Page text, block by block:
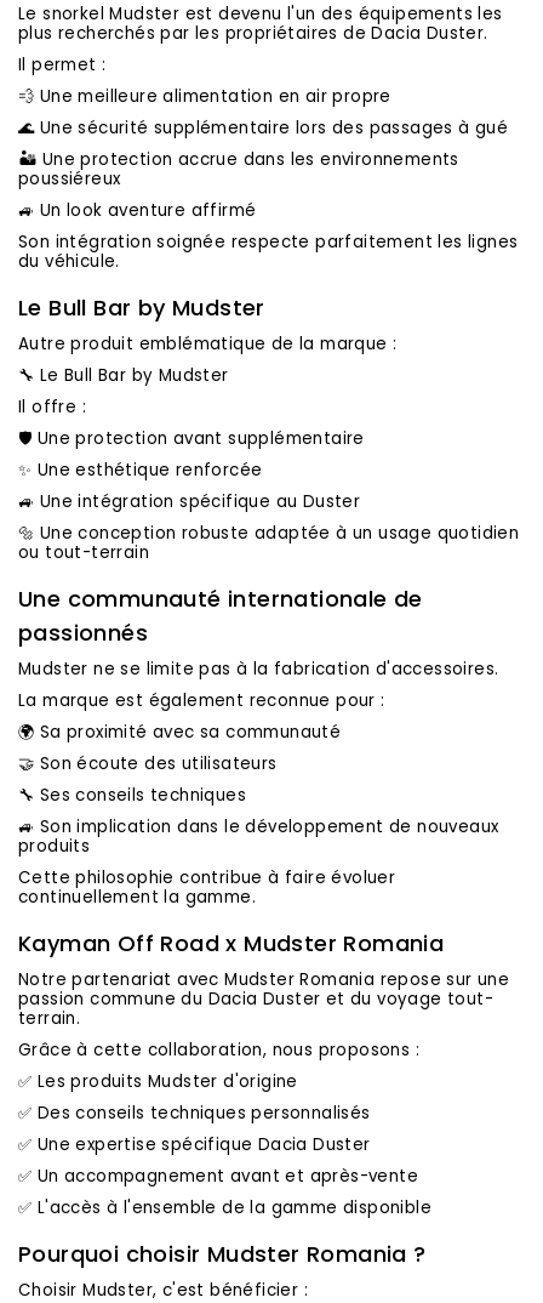
Le snorkel Mudster est devenu l'un des équipements les
plus recherchés par les propriétaires de Dacia Duster.
Il permet :
💨 Une meilleure alimentation en air propre
🌊 Une sécurité supplémentaire lors des passages à gué
🏜️ Une protection accrue dans les environnements
poussiéreux
🚙 Un look aventure affirmé
Son intégration soignée respecte parfaitement les lignes
du véhicule.
Le Bull Bar by Mudster
Autre produit emblématique de la marque :
🔧 Le Bull Bar by Mudster
Il offre :
🛡️ Une protection avant supplémentaire
✨ Une esthétique renforcée
🚙 Une intégration spécifique au Duster
🔩 Une conception robuste adaptée à un usage quotidien
ou tout-terrain
Une communauté internationale de
passionnés
Mudster ne se limite pas à la fabrication d'accessoires.
La marque est également reconnue pour :
🌍 Sa proximité avec sa communauté
🤝 Son écoute des utilisateurs
🔧 Ses conseils techniques
🚙 Son implication dans le développement de nouveaux
produits
Cette philosophie contribue à faire évoluer
continuellement la gamme.
Kayman Off Road x Mudster Romania
Notre partenariat avec Mudster Romania repose sur une
passion commune du Dacia Duster et du voyage tout-
terrain.
Grâce à cette collaboration, nous proposons :
✅ Les produits Mudster d'origine
✅ Des conseils techniques personnalisés
✅ Une expertise spécifique Dacia Duster
✅ Un accompagnement avant et après-vente
✅ L'accès à l'ensemble de la gamme disponible
Pourquoi choisir Mudster Romania ?
Choisir Mudster, c'est bénéficier :